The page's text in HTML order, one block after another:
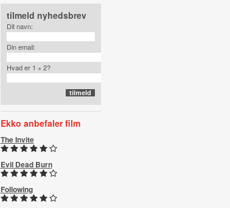
tilmeld nyhedsbrev
Dit navn:
Din email:
Hvad er 1 + 2?
Ekko anbefaler film
The Invite
Evil Dead Burn
Following